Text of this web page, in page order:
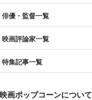
俳優・監督一覧
映画評論家一覧
特集記事一覧
映画ポップコーンについて